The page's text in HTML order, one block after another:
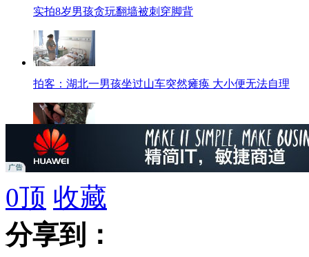
实拍8岁男孩贪玩翻墙被刺穿脚背
拍客：湖北一男孩坐过山车突然瘫痪 大小便无法自理
拍客：电梯故障乘客被困 消防凿墙救出
实拍山西一醉酒女当街打亲妈殴老公
0顶 收藏
分享到：